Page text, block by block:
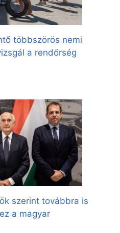
többszörös nemi
a rendőrség
szerint továbbra is
a magyar